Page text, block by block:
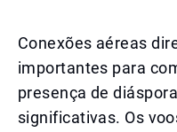
Conexões aéreas
importantes para
presença de
significativas. Os